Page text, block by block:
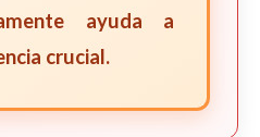
ayuda a
crucial.